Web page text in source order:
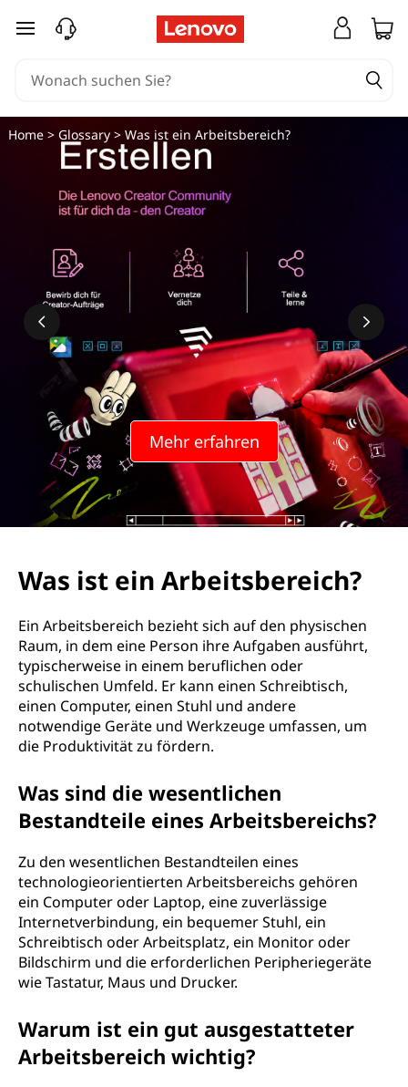
W
i
h
zum Hauptinhalt springen
Mehr erfahren
Home> Glossary> Was ist ein Arbeitsbereich?
Was ist ein Arbeitsbereich?
Ein Arbeitsbereich bezieht sich auf den physischen
Raum, in dem eine Person ihre Aufgaben ausführt,
typischerweise in einem beruflichen oder
schulischen Umfeld. Er kann einen Schreibtisch,
einen Computer, einen Stuhl und andere
notwendige Geräte und Werkzeuge umfassen, um
die Produktivität zu fördern.
Was sind die wesentlichen
Bestandteile eines Arbeitsbereichs?
Zu den wesentlichen Bestandteilen eines
technologieorientierten Arbeitsbereichs gehören
ein Computer oder Laptop, eine zuverlässige
Internetverbindung, ein bequemer Stuhl, ein
Schreibtisch oder Arbeitsplatz, ein Monitor oder
Bildschirm und die erforderlichen Peripheriegeräte
wie Tastatur, Maus und Drucker.
Warum ist ein gut ausgestatteter
Arbeitsbereich wichtig?